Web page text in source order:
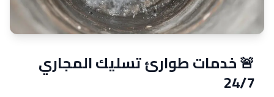
🚨 خدمات طوارئ تسليك المجاري
24/7